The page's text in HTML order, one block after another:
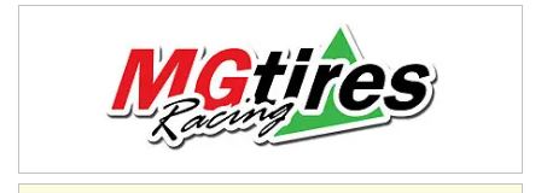
SUR SANTAFESINO - F4
José Samuel Sánchez (Tierra)
Rufino (Santa Fe)
Juan Navarro (Asfalto)